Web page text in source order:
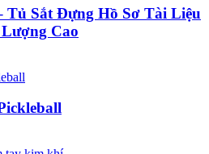
Tủ Sắt Đựng Hồ Sơ Tài Liệu
Cao